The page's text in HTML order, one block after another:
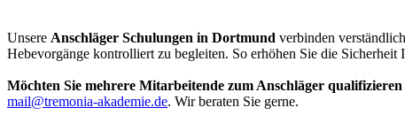
Unsere Anschläger Schulungen in Dortmund verbinden
Hebevorgänge kontrolliert zu begleiten. So erhöhen Sie die
Möchten Sie mehrere Mitarbeitende zum Anschläger
mail@tremonia-akademie.de. Wir beraten Sie gerne.